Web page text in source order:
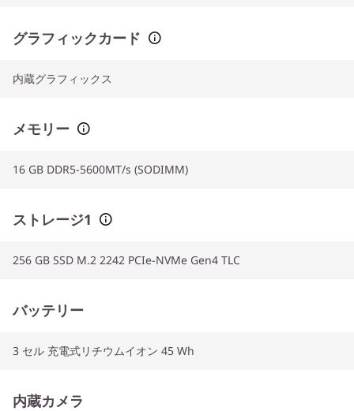
グラフィックカード
内蔵グラフィックス
メモリー
16 GB DDR5-5600MT/s (SODIMM)
ストレージ1
256 GB SSD M.2 2242 PCIe-NVMe Gen4 TLC
バッテリー
3 セル 充電式リチウムイオン 45 Wh
内蔵カメラ